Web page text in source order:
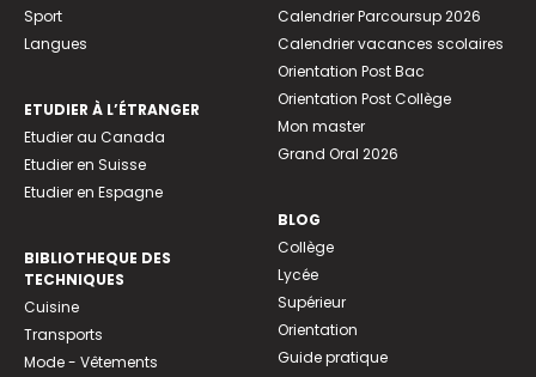
Sport
Langues
ETUDIER À L’ÉTRANGER
Etudier au Canada
Etudier en Suisse
Etudier en Espagne
BIBLIOTHEQUE DES
TECHNIQUES
Cuisine
Transports
Mode - Vêtements
Calendrier Parcoursup 2026
Calendrier vacances scolaires
Orientation Post Bac
Orientation Post Collège
Mon master
Grand Oral 2026
BLOG
Collège
Lycée
Supérieur
Orientation
Guide pratique